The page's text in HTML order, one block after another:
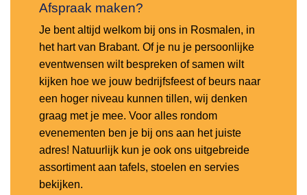
Afspraak maken?
Je bent altijd welkom bij ons in Rosmalen, in
het hart van Brabant. Of je nu je persoonlijke
eventwensen wilt bespreken of samen wilt
kijken hoe we jouw bedrijfsfeest of beurs naar
een hoger niveau kunnen tillen, wij denken
graag met je mee. Voor alles rondom
evenementen ben je bij ons aan het juiste
adres! Natuurlijk kun je ook ons uitgebreide
assortiment aan tafels, stoelen en servies
bekijken.